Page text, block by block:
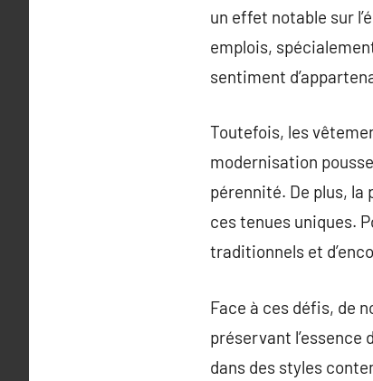
un effet notable sur
emplois,
sentiment
Toutefois, les
modernisation
pérennité. De plus,
ces tenues uniques.
traditionnels et
Face à ces défis, de
préservant
dans des styles